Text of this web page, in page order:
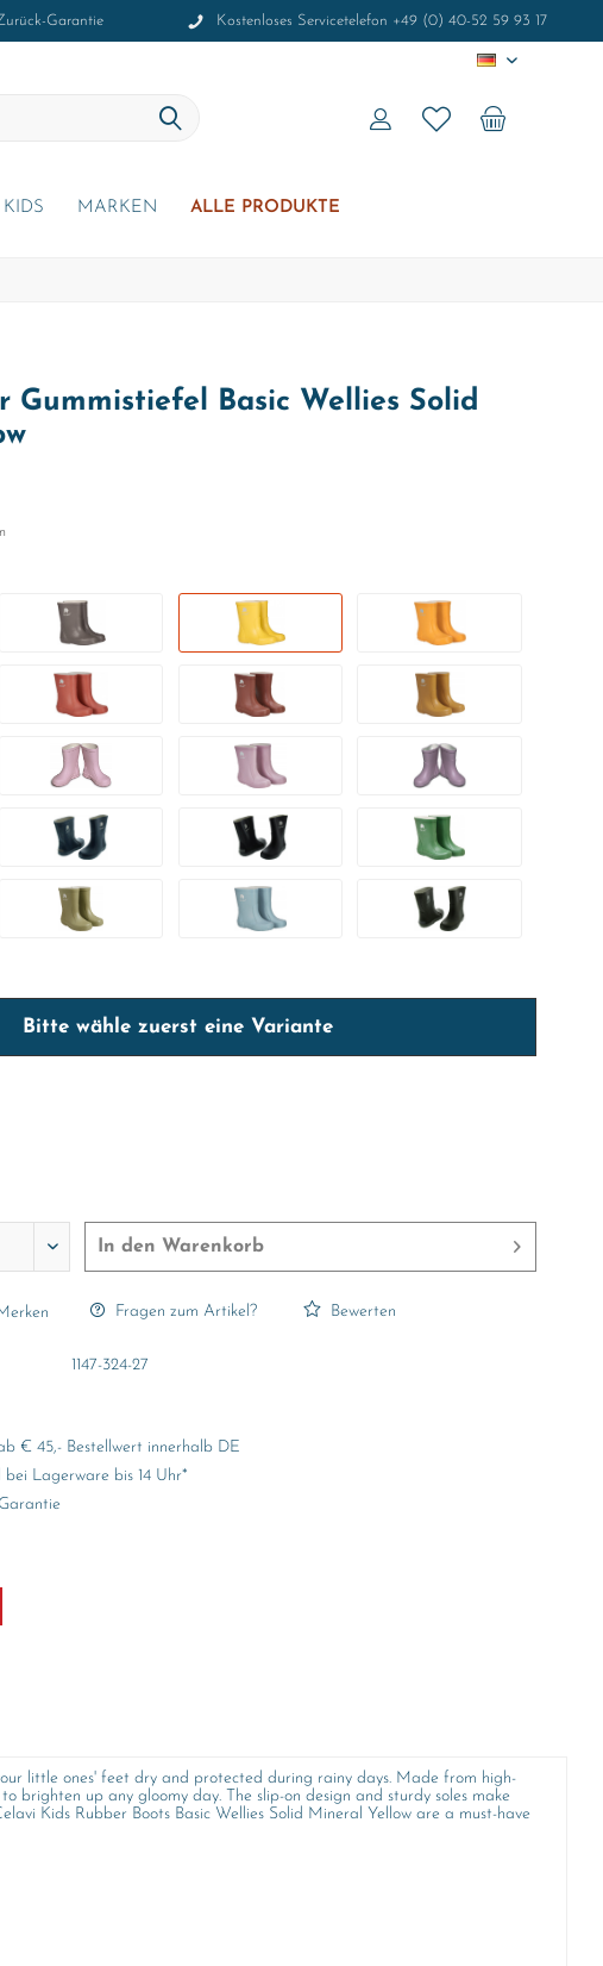
Garantie Kostenloses Servicetelefon +49 (0) 40-52 59 93 17
DE
MARKEN ALLE PRODUKTE
Gummistiefel Basic Wellies Solid
Bitte wähle zuerst eine Variante
In den Warenkorb
Fragen zum Artikel? Bewerten
1147-324-27
€ 45,- Bestellwert innerhalb DE
bei Lagerware bis 14 Uhr*
little ones' feet dry and protected during rainy days. Made from high-
up any gloomy day. The slip-on design and sturdy soles make
Kids Rubber Boots Basic Wellies Solid Mineral Yellow are a must-have